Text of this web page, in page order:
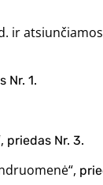
ir
Nr. 1.
priedas Nr. 3.